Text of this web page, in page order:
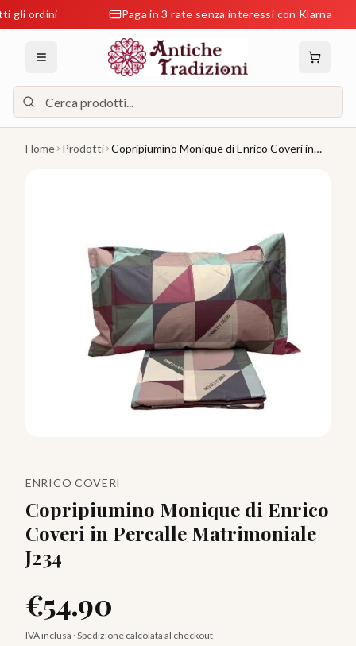
ordini Paga in 3 rate senza interessi con Klarna
Home Prodotti Copripiumino Monique di Enrico Coveri in
ENRICO COVERI
Copripiumino Monique di Enrico
Coveri in Percalle Matrimoniale
J234
€54.90
IVA inclusa · Spedizione calcolata al checkout